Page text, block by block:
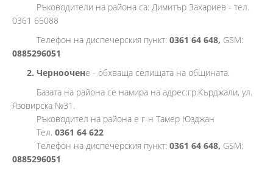
Ръководители на района са: Димитър Захариев - тел.
0361 65088
Телефон на диспечерския пункт: 0361 64 648, GSM:
0885296051
2. Черноочене - обхваща селищата на общината.
Базата на района се намира на адрес:гр.Кърджали, ул.
Язовирска №31.
Ръководител на района е г-н Тамер Юзджан
Тел. 0361 64 622
Телефон на диспечерския пункт: 0361 64 648, GSM:
0885296051